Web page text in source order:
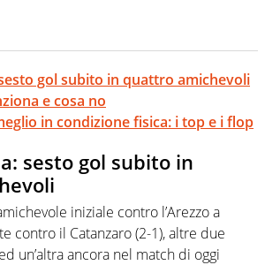
gol subito in quattro amichevoli
e cosa no
in condizione fisica: i top e i flop
sesto gol subito in
iniziale contro l’Arezzo a
contro il Catanzaro (2-1), altre due
un’altra ancora nel match di oggi